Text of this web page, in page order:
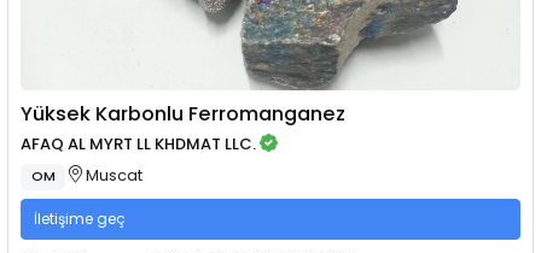
Yüksek Karbonlu Ferromanganez
AFAQ AL MYRT LL KHDMAT LLC.
OM Muscat
İletişime geç